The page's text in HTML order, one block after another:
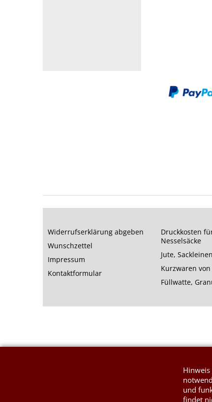
Widerrufserklärung abgeben
Wunschzettel
Impressum
Kontaktformular
Druckkosten
Nesselsäcke
Jute,
Kurzwaren von
Füllwatte,
und
findet